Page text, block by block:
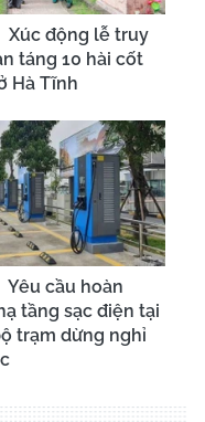
Xúc động lễ truy
táng 10 hài cốt
Hà Tĩnh
Yêu cầu hoàn
tầng sạc điện tại
trạm dừng nghỉ